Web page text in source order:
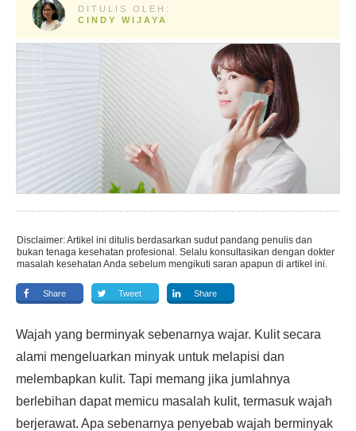
DITULIS OLEH:
CINDY WIJAYA
Disclaimer: Artikel ini ditulis berdasarkan sudut pandang penulis dan
bukan tenaga kesehatan profesional. Selalu konsultasikan dengan dokter
masalah kesehatan Anda sebelum mengikuti saran apapun di artikel ini.
Share Tweet Share
Wajah yang berminyak sebenarnya wajar. Kulit secara
alami mengeluarkan minyak untuk melapisi dan
melembapkan kulit. Tapi memang jika jumlahnya
berlebihan dapat memicu masalah kulit, termasuk wajah
berjerawat. Apa sebenarnya penyebab wajah berminyak